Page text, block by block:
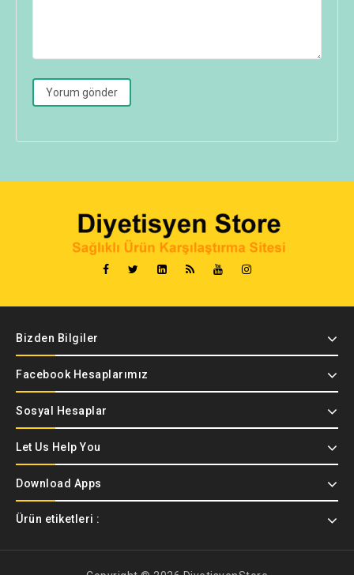
Bizden Bilgiler
Facebook Hesaplarımız
Sosyal Hesaplar
Let Us Help You
Download Apps
Ürün etiketleri :